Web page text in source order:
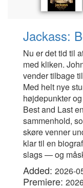
Jackass:
Nu er det tid til
med kliken.
vender tilbage
Med helt nye
højdepunkter
Best and Last
sammenhold,
skøre venner
klar til en
slags — og
Added: 2026-
Premiere: